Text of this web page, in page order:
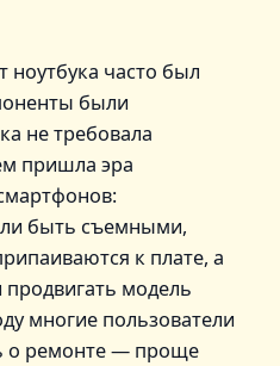
ноутбука часто был
были
не требовала
пришла эра
быть съемными,
к плате, а
модель
многие пользователи
о ремонте — проще